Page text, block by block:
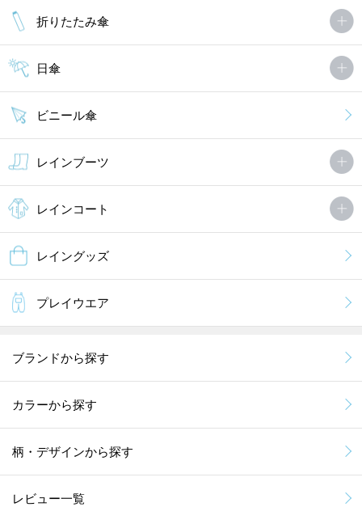
折りたたみ傘
日傘
ビニール傘
レインブーツ
レインコート
レイングッズ
プレイウエア
ブランドから探す
カラーから探す
柄・デザインから探す
レビュー一覧